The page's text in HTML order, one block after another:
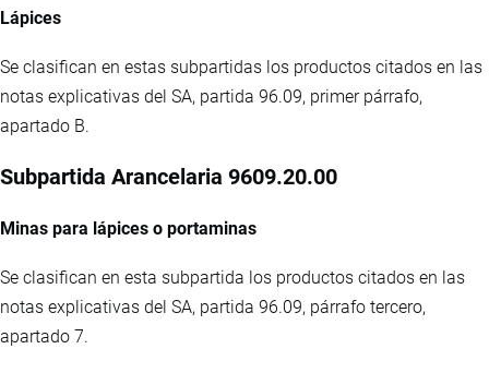
Lápices
Se clasifican en estas subpartidas los productos citados en las
notas explicativas del SA, partida 96.09, primer párrafo,
apartado B.
Subpartida Arancelaria 9609.20.00
Minas para lápices o portaminas
Se clasifican en esta subpartida los productos citados en las
notas explicativas del SA, partida 96.09, párrafo tercero,
apartado 7.